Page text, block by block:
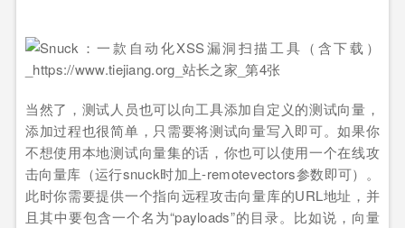
当然了，测试人员也可以向工具添加自定义的测试向量，
添加过程也很简单，只需要将测试向量写入即可。如果你
不想使用本地测试向量集的话，你也可以使用一个在线攻
击向量库（运行snuck时加上-remotevectors参数即可）。
此时你需要提供一个指向远程攻击向量库的URL地址，并
且其中要包含一个名为“payloads”的目录。比如说，向量